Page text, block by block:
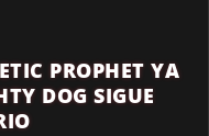
PROPHET YA
DOG SIGUE